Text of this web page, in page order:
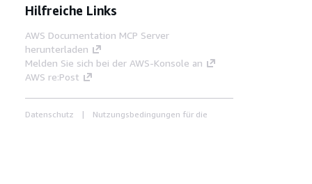
Hilfreiche Links
AWS Documentation MCP Server
herunterladen
Melden Sie sich bei der AWS-Konsole an
AWS re:Post
Datenschutz
Nutzungsbedingungen für die